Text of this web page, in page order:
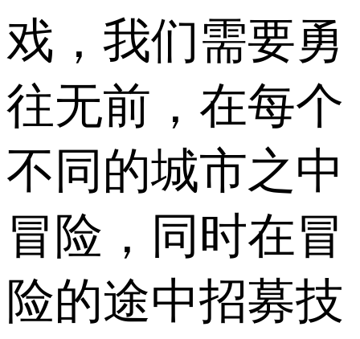
戏，我们需要勇
往无前，在每个
不同的城市之中
冒险，同时在冒
险的途中招募技